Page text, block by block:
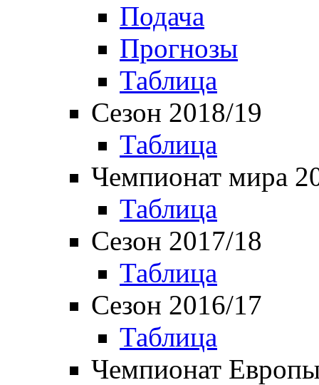
Подача
Прогнозы
Таблица
Сезон 2018/19
Таблица
Чемпионат мира
Таблица
Сезон 2017/18
Таблица
Сезон 2016/17
Таблица
Чемпионат